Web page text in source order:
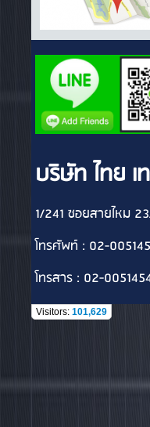
บริษัท ไทย
1/241 ซอยสายไหม
โทรศัพท์ : 02-
โทรสาร : 02-
Visitors: 101,629